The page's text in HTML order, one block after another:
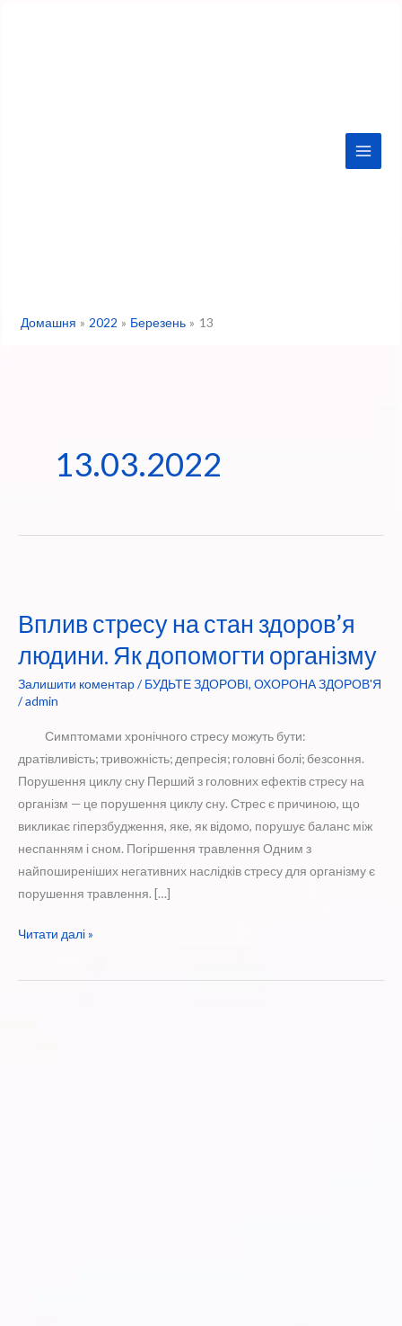
Домашня 2022 Березень 13
13.03.2022
Вплив стресу на стан здоров’я
людини. Як допомогти організму
Залишити коментар/ БУДЬТЕ ЗДОРОВІ, ОХОРОНА ЗДОРОВ'Я
/admin
Симптомами хронічного стресу можуть бути:
дратівливість; тривожність; депресія; головні болі; безсоння.
Порушення циклу сну Перший з головних ефектів стресу на
організм — це порушення циклу сну. Стрес є причиною, що
викликає гіперзбудження, яке, як відомо, порушує баланс між
неспанням і сном. Погіршення травлення Одним з
найпоширеніших негативних наслідків стресу для організму є
порушення травлення. […]
Вплив
на
Читати далі »